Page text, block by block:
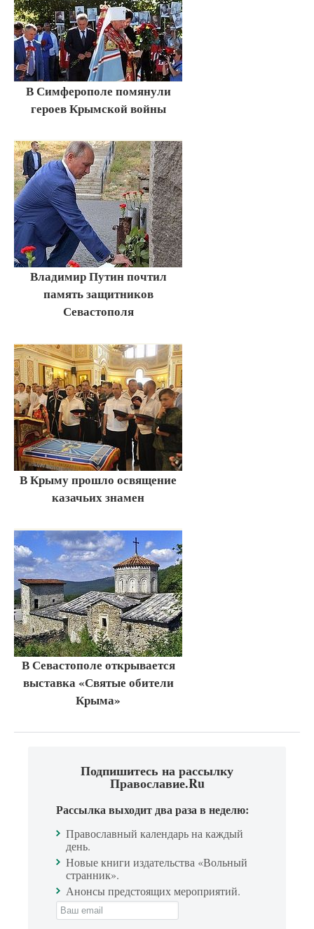
В Симферополе помянули
героев Крымской войны
Владимир Путин почтил
память защитников
Севастополя
В Крыму прошло освящение
казачьих знамен
В Севастополе открывается
выставка «Святые обители
Крыма»
Подпишитесь на рассылку
Православие.Ru
Рассылка выходит два раза в неделю:
Православный календарь на каждый
день.
Новые книги издательства «Вольный
странник».
Анонсы предстоящих мероприятий.